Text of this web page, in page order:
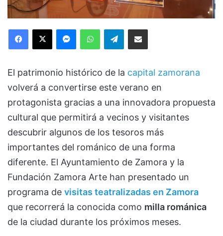
Facebook
X MessengerWhatsAppTelegramCompartir via Email
El patrimonio histórico de la capital zamorana
volverá a convertirse este verano en
protagonista gracias a una innovadora propuesta
cultural que permitirá a vecinos y visitantes
descubrir algunos de los tesoros más
importantes del románico de una forma
diferente. El Ayuntamiento de Zamora y la
Fundación Zamora Arte han presentado un
programa de visitas teatralizadas en Zamora
que recorrerá la conocida como milla románica
de la ciudad durante los próximos meses.